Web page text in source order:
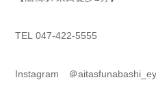
TEL 047-422-5555
Instagram ＠